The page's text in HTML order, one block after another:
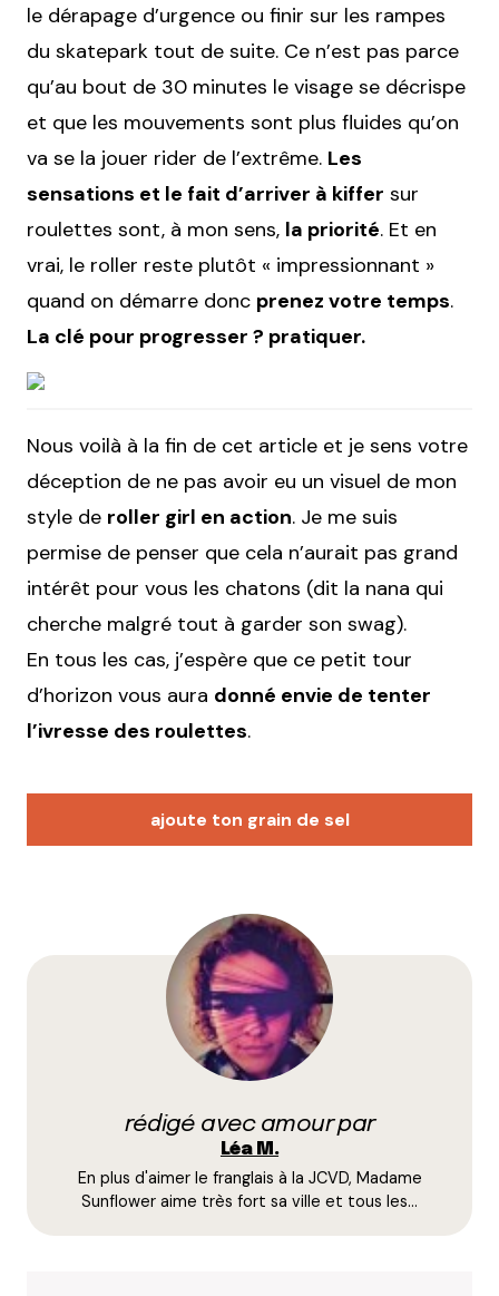
le dérapage d’urgence ou finir sur les rampes
du skatepark tout de suite. Ce n’est pas parce
qu’au bout de 30 minutes le visage se décrispe
et que les mouvements sont plus fluides qu’on
va se la jouer rider de l’extrême. Les
sensations et le fait d’arriver à kiffer sur
roulettes sont, à mon sens, la priorité. Et en
vrai, le roller reste plutôt « impressionnant »
quand on démarre donc prenez votre temps.
La clé pour progresser ? pratiquer.
Nous voilà à la fin de cet article et je sens votre
déception de ne pas avoir eu un visuel de mon
style de roller girl en action. Je me suis
permise de penser que cela n’aurait pas grand
intérêt pour vous les chatons (dit la nana qui
cherche malgré tout à garder son swag).
En tous les cas, j’espère que ce petit tour
d’horizon vous aura donné envie de tenter
l’ivresse des roulettes.
ajoute ton grain de sel
Votre adresse e-mail ne sera pas publiée.
champs obligatoires sont indiqués avec
E-mail*
Prévenez-moi de tous les nouveaux commentaires
rédigé avec amour par
Léa M.
En plus d'aimer le franglais à la JCVD, Madame
Sunflower aime très fort sa ville et tous les…